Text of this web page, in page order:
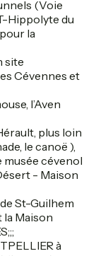
(Voie
Hippolyte du
la
site
Cévennes et
l’Aven
plus loin
le canoë ),
musée cévenol
- Maison
St-Guilhem
la Maison
à